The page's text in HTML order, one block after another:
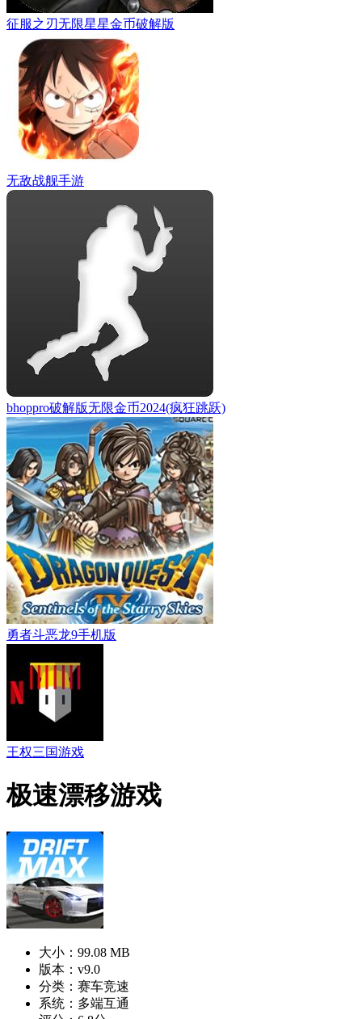
征服之刃无限星星金币破解版
无敌战舰手游
bhoppro破解版无限金币2024(疯狂跳跃)
勇者斗恶龙9手机版
王权三国游戏
极速漂移游戏
大小：99.08 MB
版本：v9.0
分类：赛车竞速
系统：多端互通